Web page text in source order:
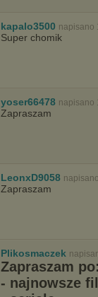
kapalo3500 napisano
Super chomik
yoser66478 napisano
Zapraszam
LeonxD9058
Zapraszam
Plikosmaczek
Zapraszam
- najnowsze